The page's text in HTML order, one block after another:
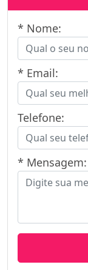
* Nome:
* Email:
Telefone:
* Mensagem: